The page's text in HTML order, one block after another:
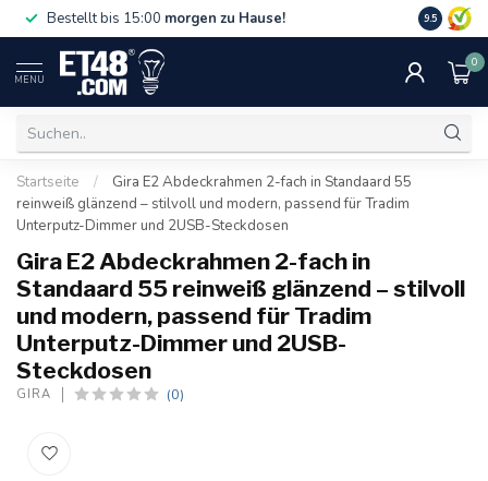
Bestellt bis 15:00 morgen zu Hause! 75 €. Nur
9.5
MENU
0
Startseite /
Gira E2 Abdeckrahmen 2-fach in Standaard 55
reinweiß glänzend – stilvoll und modern, passend für Tradim
Unterputz-Dimmer und 2USB-Steckdosen
Gira E2 Abdeckrahmen 2-fach in
Standaard 55 reinweiß glänzend – stilvoll
und modern, passend für Tradim
Unterputz-Dimmer und 2USB-
Steckdosen
GIRA (0)